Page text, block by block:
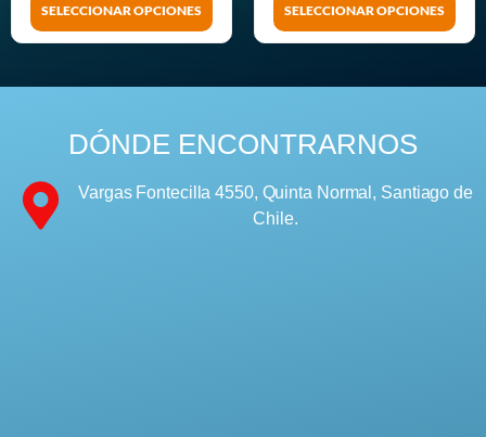
SELECCIONAR OPCIONES SELECCIONAR OPCIONES
DÓNDE ENCONTRARNOS
Vargas Fontecilla 4550, Quinta Normal, Santiago de
Chile.